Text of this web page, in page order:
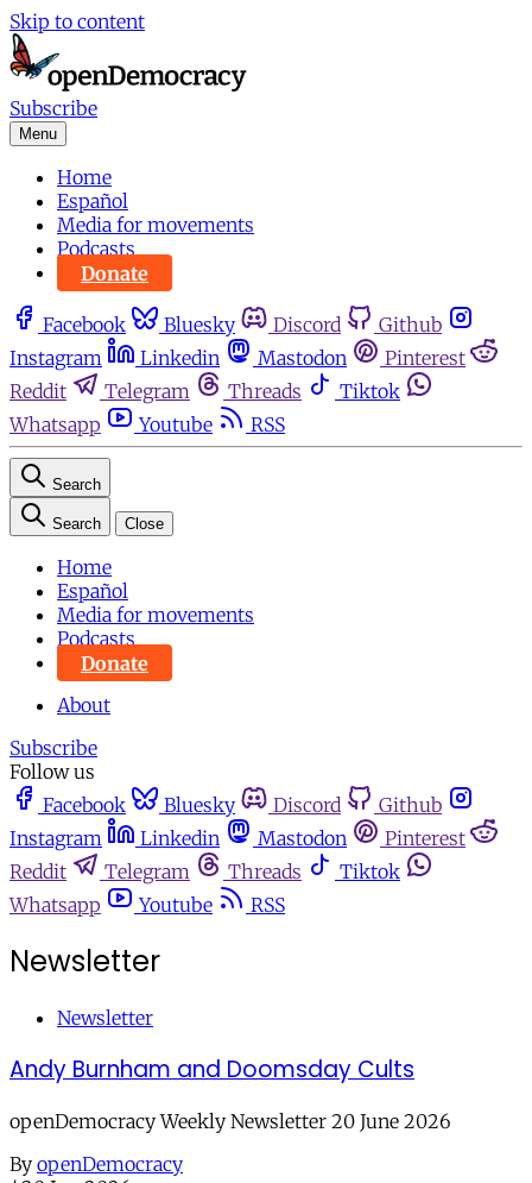
Skip to content
Subscribe
Menu
Home
Español
Media for movements
Podcasts
Donate
Facebook Bluesky Discord
Github
Instagram
Linkedin Mastodon
Pinterest
Reddit
Telegram Threads
Tiktok
Whatsapp
Youtube RSS
Search
Search Close
Home
Español
Media for movements
Podcasts
Donate
About
Subscribe
Follow us
Facebook
Bluesky Discord
Github
Instagram
Linkedin Mastodon
Pinterest
Reddit
Telegram Threads
Tiktok
Whatsapp
Youtube RSS
Newsletter
Newsletter
Andy Burnham and Doomsday Cults
openDemocracy Weekly Newsletter 20 June 2026
By openDemocracy